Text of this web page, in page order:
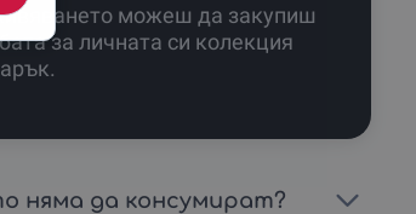
можеш да закупиш
за личната си колекция
няма да консумират?